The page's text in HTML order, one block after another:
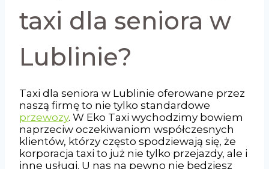
taxi dla seniora w
Lublinie?
Taxi dla seniora w Lublinie oferowane przez
naszą firmę to nie tylko standardowe
przewozy. W Eko Taxi wychodzimy bowiem
naprzeciw oczekiwaniom współczesnych
klientów, którzy często spodziewają się, że
korporacja taxi to już nie tylko przejazdy, ale i
inne usługi. U nas na pewno nie będziesz